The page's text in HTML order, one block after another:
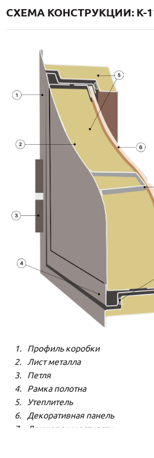
СХЕМА КОНСТРУКЦИИ: K-
Профиль коробки
Лист металла
Петля
Рамка полотна
Утеплитель
Декоративная панель
Лонжерон жесткости